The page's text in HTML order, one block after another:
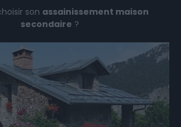
son assainissement maison
secondaire ?